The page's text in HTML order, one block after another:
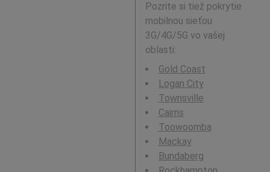
Pozrite si tiež pokrytie
mobilnou sieťou
3G/4G/5G vo vašej
oblasti:
Gold Coast
Logan City
Townsville
Cairns
Toowoomba
Mackay
Bundaberg